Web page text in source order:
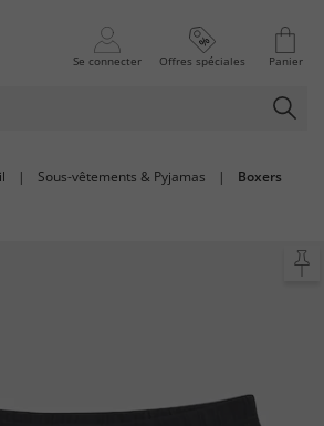
Se connecter Offres spéciales Panier
| Sous-vêtements & Pyjamas | Boxers